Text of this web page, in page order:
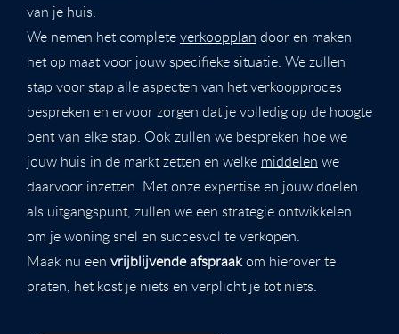
van je huis.
We nemen het completeverkoopplan door en maken
het op maat voor jouw specifieke situatie. We zullen
stap voor stap alle aspecten van het verkoopproces
bespreken en ervoor zorgen dat je volledig op de hoogte
bent van elke stap. Ook zullen we bespreken hoe we
jouw huis in de markt zetten en welke middelen we
daarvoor inzetten. Met onze expertise en jouw doelen
als uitgangspunt, zullen we een strategie ontwikkelen
om je woning snel en succesvol te verkopen.
Maak nu een vrijblijvende afspraakom hierover te
praten, het kost je niets en verplicht je tot niets.